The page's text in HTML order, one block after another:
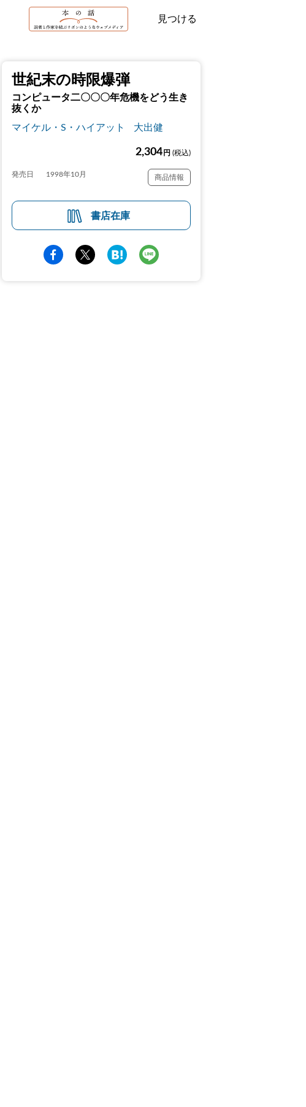
見つける
世紀末の時限爆弾
コンピュータ二〇〇〇年危機をどう生き
抜くか
マイケル・S・ハイアット
大出健
2,304 円 (税込)
発売日 1998年10月 商品情報
書店在庫